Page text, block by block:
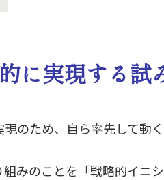
に実現する試
のため、自ら率先して動
みのことを「戦略的イニシ